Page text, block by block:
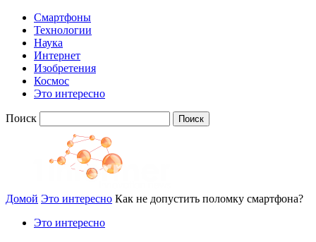
Смартфоны
Технологии
Наука
Интернет
Изобретения
Космос
Это интересно
Поиск
Домой Это интересно Как не допустить поломку смартфона?
Это интересно